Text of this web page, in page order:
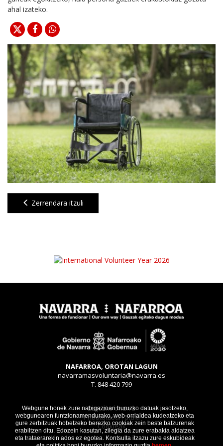
Webgune honek zure nabigazioari buruzko datuak jasotzeko,
webgunearen funtzionamendurako, web-orrialdea kudeatzeko eta
gure zerbitzuak hobetzeko berezko cookiak zein beste batzurenak
erabiltzen ditu. Edozein kasutan, zilegia da zure erabakia aldatzea
eta trataerarekin ados ez egotea. Kontsulta itzazu zure eskubideak
ahal izateko.
Zerrendara itzuli
NAFARROA, OROTAN LAGUN
navarramasvoluntaria@navarra.es
T. 848 420 799
Legezko oharra
Pribatutasun atala
Cookieak